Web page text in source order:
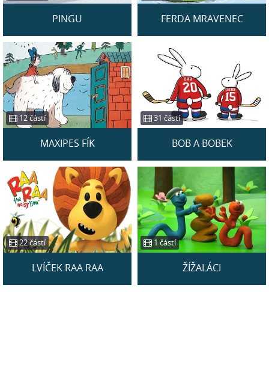
PINGU FERDA MRAVENEC
12 částí
MAXIPES FÍK
31 částí
BOB A BOBEK
22 částí
LVÍČEK RAA RAA
1 částí
ŽÍŽALÁCI